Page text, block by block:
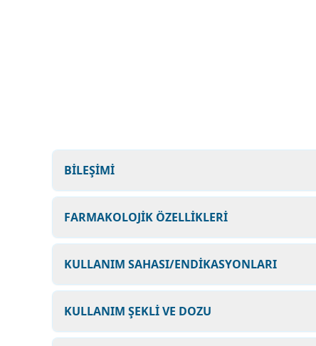
BİLEŞİMİ
FARMAKOLOJİK ÖZELLİKLERİ
KULLANIM SAHASI/ENDİKASYONLARI
KULLANIM ŞEKLİ VE DOZU